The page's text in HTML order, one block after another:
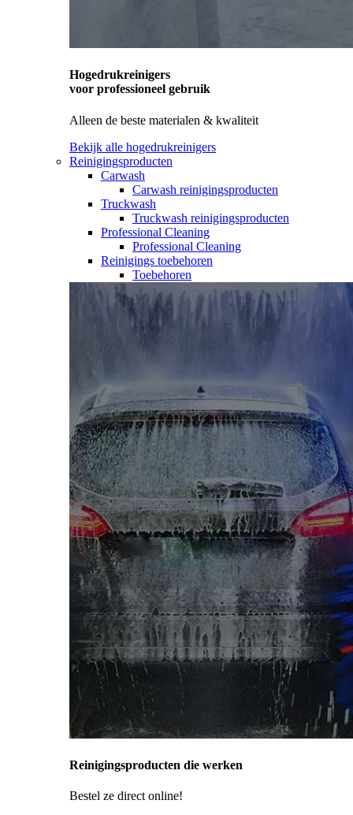
Hogedrukreinigers
voor professioneel gebruik
Alleen de beste materialen & kwaliteit
Bekijk alle hogedrukreinigers
Reinigingsproducten
Carwash
Carwash reinigingsproducten
Truckwash
Truckwash reinigingsproducten
Professional Cleaning
Professional Cleaning
Reinigings toebehoren
Toebehoren
Reinigingsproducten die werken
Bestel ze direct online!